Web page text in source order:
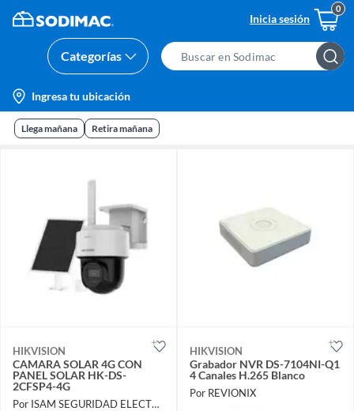
Inicia sesión
Categorías
Search
Bar
location-
icon
Ingresa tu ubicación
Llega mañana Retira mañana
HIKVISION
CAMARA SOLAR 4G CON
PANEL SOLAR HK-DS-
2CFSP4-4G
Por ISAM SEGURIDAD ELECTRÓNICA
HIKVISION
Grabador NVR DS-7104NI-Q1
4 Canales H.265 Blanco
Por REVIONIX